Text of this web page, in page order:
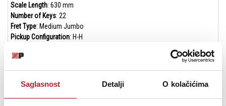
Saglasnost Detalji O kolačićima
Scale Length: 630 mm
Number of Keys: 22
Fret Type: Medium Jumbo
Pickup Configuration: H-H
Controls
Bridge: Eko tune-O-matic
Tuning Machines
Tuning Machines Arrangement: 3 + 3